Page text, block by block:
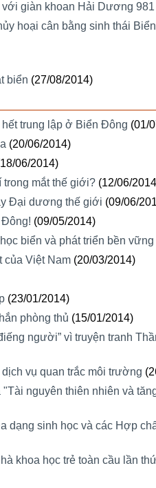
giàn khoan Hải Dương 981
hoại cân bằng sinh thái
biển (27/08/2014)
trung lập ở Biển Đông (01/
(20/06/2014)
06/2014)
trong mắt thế giới? (12/06/
Đại dương thế giới (09/06/
(09/05/2014)
biển và phát triển bền vững
của Việt Nam (20/03/2014)
(23/01/2014)
phòng thủ (15/01/2014)
người” vì truyện tranh
vụ quan trắc môi trường
"Tài nguyên thiên nhiên và
dạng sinh học và các Hợp
khoa học trẻ toàn cầu lần